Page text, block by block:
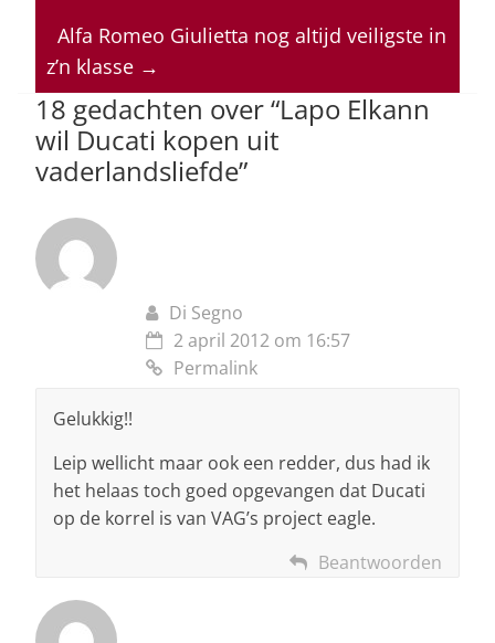
p
p
o
o
k
n s
Alfa Romeo Giulietta nog altijd veiligste in
z’n klasse →
18 gedachten over “Lapo Elkann
wil Ducati kopen uit
vaderlandsliefde”
Di Segno
2 april 2012 om 16:57
Permalink
Gelukkig!!
Leip wellicht maar ook een redder, dus had ik
het helaas toch goed opgevangen dat Ducati
op de korrel is van VAG’s project eagle.
Beantwoorden